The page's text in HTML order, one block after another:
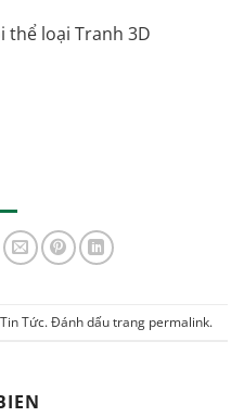
thể loại Tranh 3D
Tin Tức. Đánh dấu trang permalink.